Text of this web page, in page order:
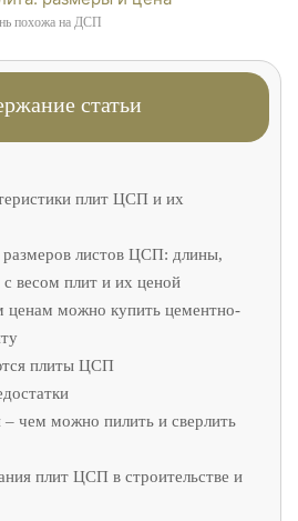
похожа на ДСП
статьи
плит ЦСП и их
листов ЦСП: длины,
весом плит и их ценой
ценам можно купить цементно-
плиты ЦСП
– чем можно пилить и сверлить
плит ЦСП в строительстве и